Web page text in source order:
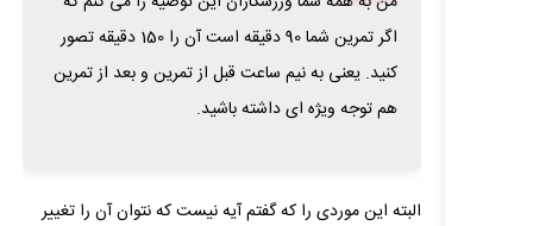
اگر تمرین شما 90 دقیقه است آن را 150 دقیقه تصور
کنید. یعنی به نیم ساعت قبل از تمرین و بعد از تمرین
هم توجه ویژه ای داشته باشید.
البته این موردی را که گفتم آیه نیست که نتوان آن را تغییر